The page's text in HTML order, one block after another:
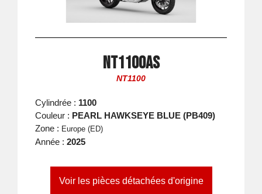
NT1100AS
NT1100
Cylindrée : 1100
Couleur : PEARL HAWKSEYE BLUE (PB409)
Zone : Europe (ED)
Année : 2025
Voir les pièces détachées d'origine